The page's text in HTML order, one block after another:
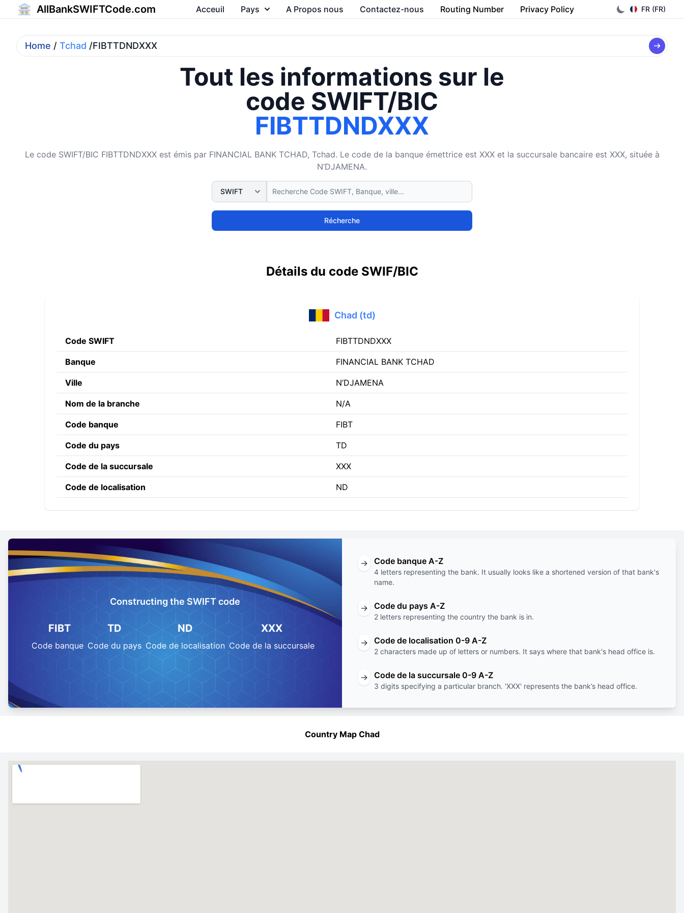
AllBankSWIFTCode.com FR (FR)
Acceuil Pays A Propos nous Contactez-nous Routing Number Privacy Policy
Home / Tchad /FIBTTDNDXXX
Tout les informations sur le
code SWIFT/BIC
FIBTTDNDXXX
Le code SWIFT/BIC FIBTTDNDXXX est émis par FINANCIAL BANK TCHAD, Tchad. Le code de la banque émettrice est XXX et la succursale bancaire est XXX, située à
N’DJAMENA.
Récherche
Détails du code SWIF/BIC
Chad (td)
Code SWIFT FIBTTDNDXXX
Banque FINANCIAL BANK TCHAD
Ville N’DJAMENA
Nom de la branche N/A
Code banque FIBT
Code du pays TD
Code de la succursale XXX
Code de localisation ND
Constructing the SWIFT code
FIBT
Code banque
TD
Code du pays
ND
Code de localisation
XXX
Code de la succursale
→ Code banque A-Z
4 letters representing the bank. It usually looks like a shortened version of that bank's
name.
→ Code du pays A-Z
2 letters representing the country the bank is in.
→ Code de localisation 0-9 A-Z
2 characters made up of letters or numbers. It says where that bank's head office is.
→ Code de la succursale 0-9 A-Z
3 digits specifying a particular branch. 'XXX' represents the bank’s head office.
Country Map Chad